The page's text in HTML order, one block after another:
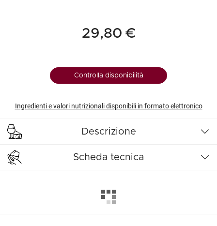
29,80 €
Controlla disponibilità
Ingredienti e valori nutrizionali disponibili in formato elettronico
Descrizione
Scheda tecnica